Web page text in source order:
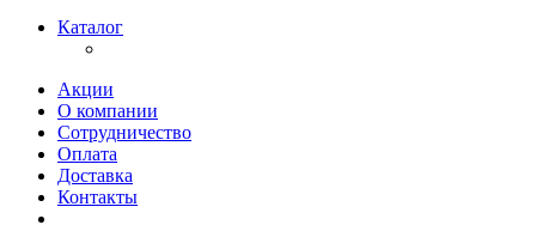
Каталог
Акции
О компании
Сотрудничество
Оплата
Доставка
Контакты